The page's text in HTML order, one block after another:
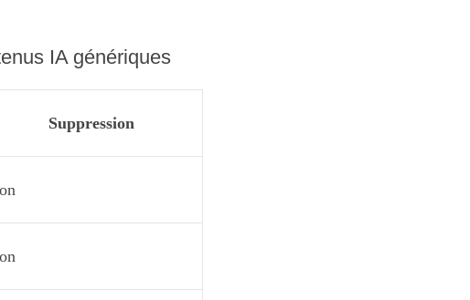
IA génériques
Suppression